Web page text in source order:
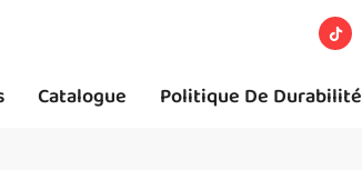
Catalogue Politique De Durabilité